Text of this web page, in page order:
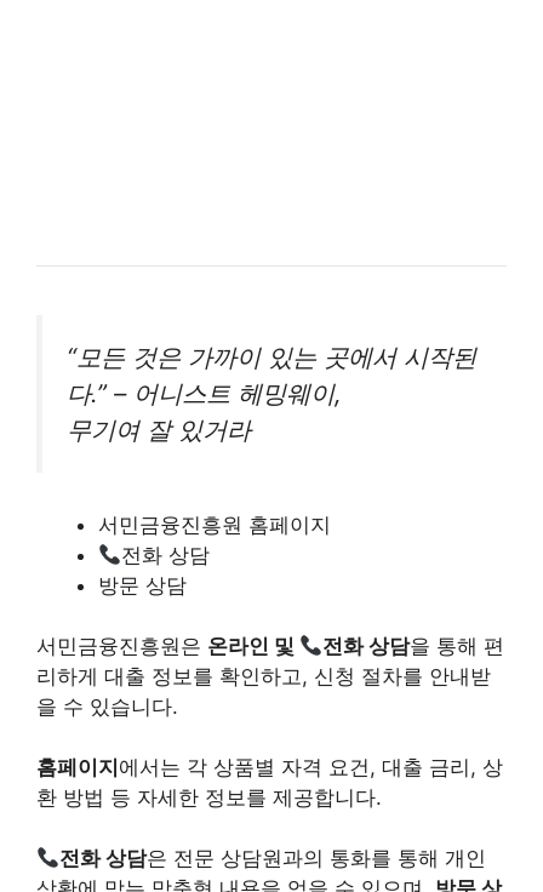
“모든 것은 가까이 있는 곳에서 시작된
다.” – 어니스트 헤밍웨이,
무기여 잘 있거라
서민금융진흥원 홈페이지
전화 상담
방문 상담
서민금융진흥원은 온라인 및 전화 상담을 통해 편
리하게 대출 정보를 확인하고, 신청 절차를 안내받
을 수 있습니다.
홈페이지 에서는 각 상품별 자격 요건, 대출 금리, 상
환 방법 등 자세한 정보를 제공합니다.
전화 상담은 전문 상담원과의 통화를 통해 개인